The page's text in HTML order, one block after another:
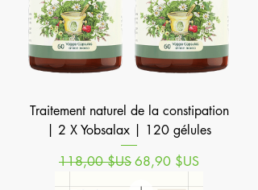
Traitement naturel de la constipation
| 2 X Yobsalax | 120 gélules
Prix original
118,00 $USPrix promotionnel
68,90 $US